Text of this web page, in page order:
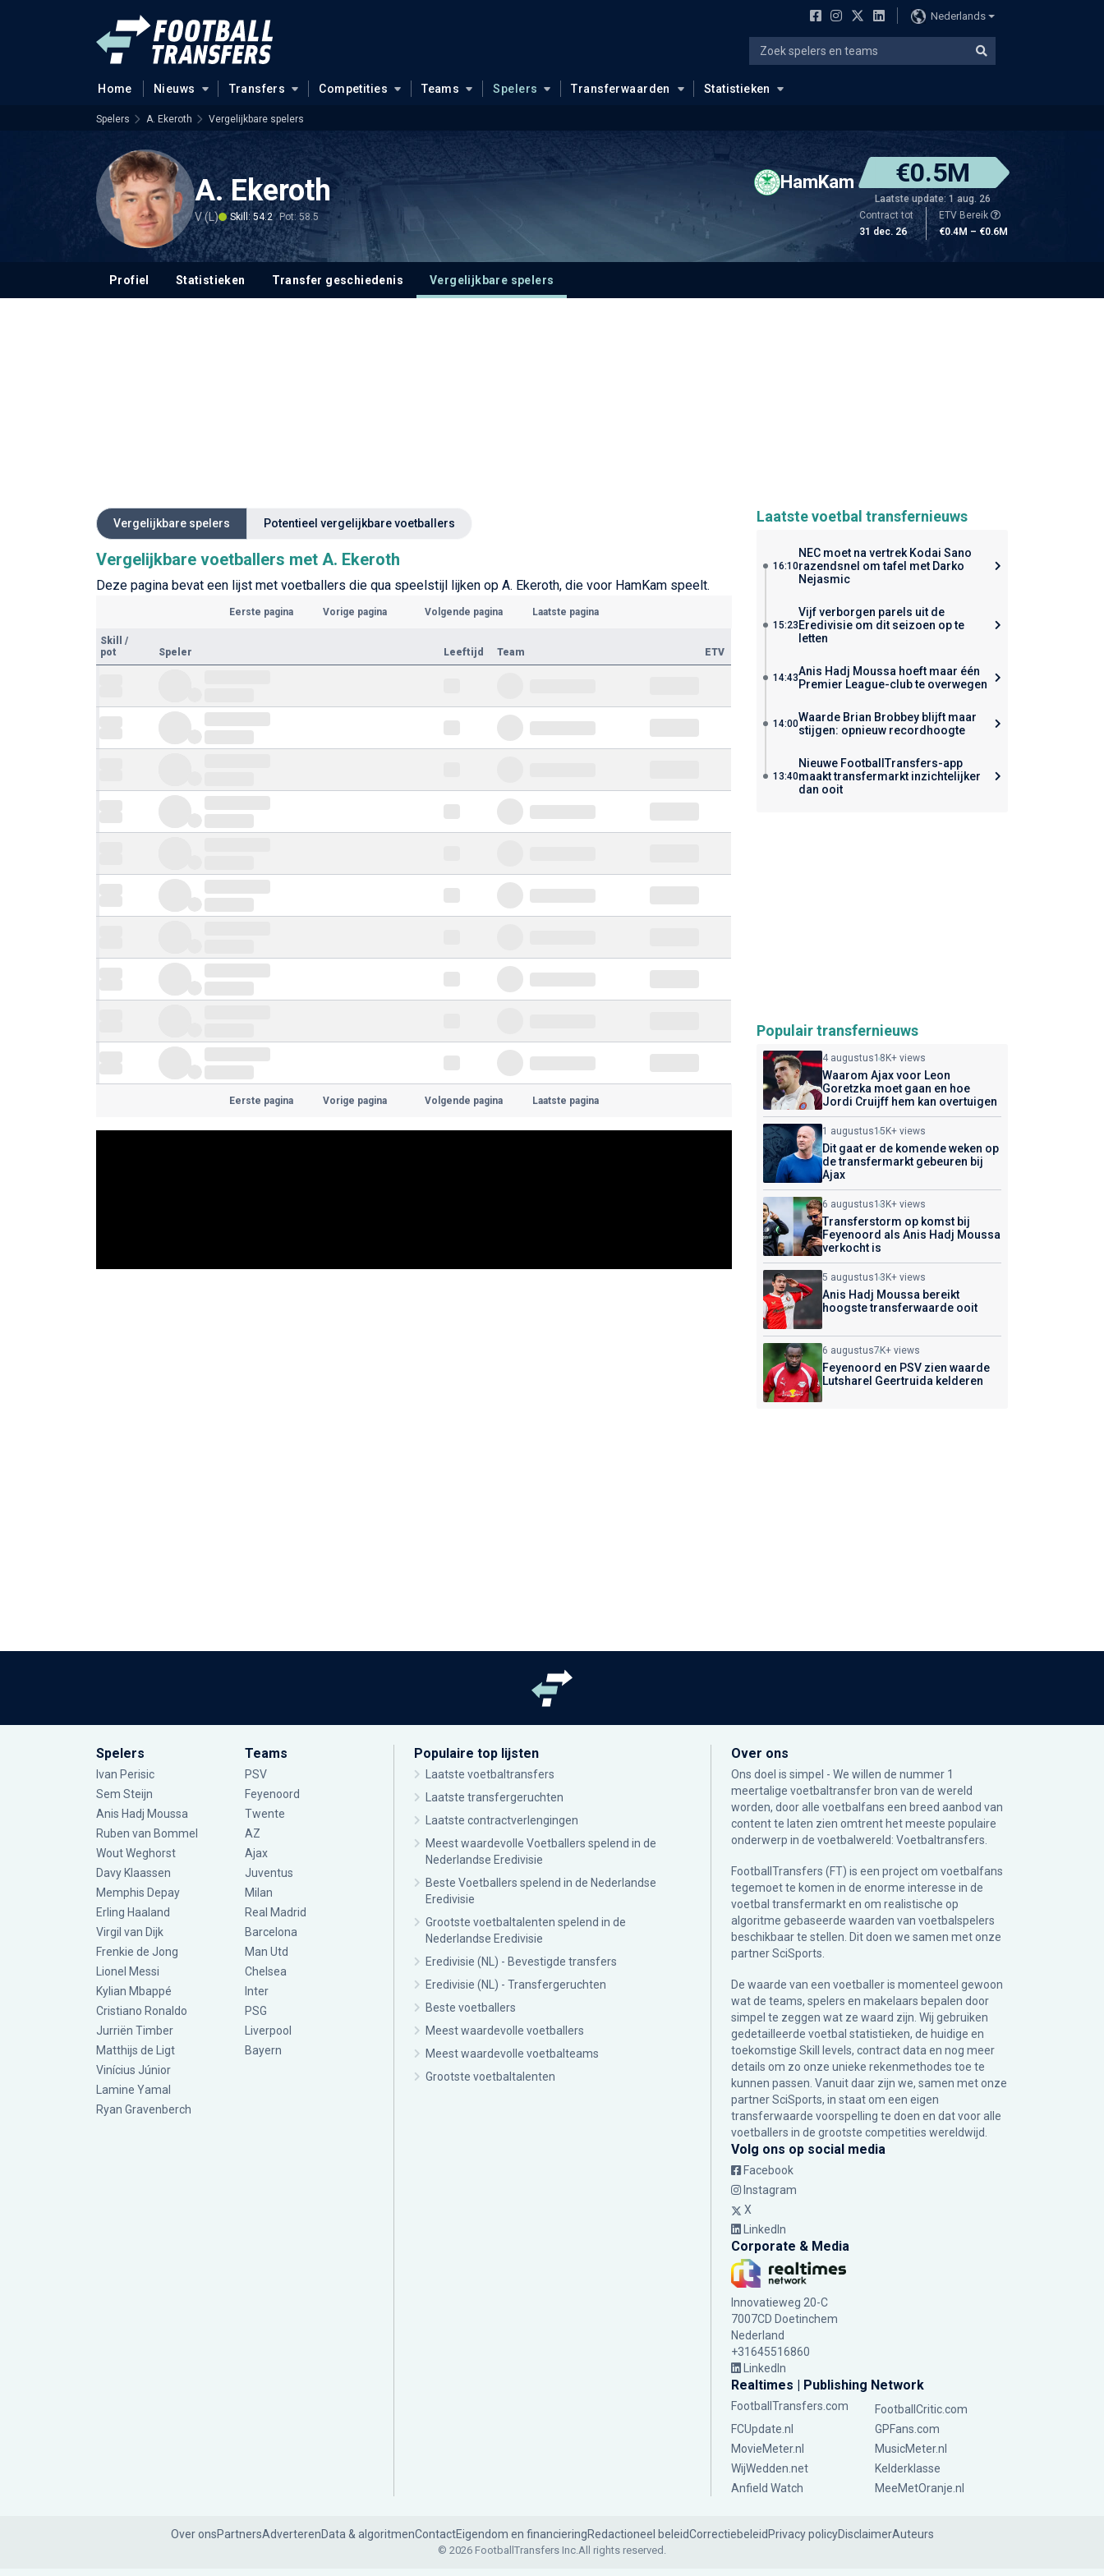
Nederlands
Home Nieuws Transfers Competities Teams Spelers Transferwaarden Statistieken
Spelers A. Ekeroth Vergelijkbare spelers
A. Ekeroth
V (L) Skill: 54.2 Pot: 58.5
HamKam €0.5M
Laatste update: 1 aug. 26
Contract tot
31 dec. 26
ETV Bereik
€0.4M – €0.6M
Profiel Statistieken Transfer geschiedenis Vergelijkbare spelers
Vergelijkbare spelers Potentieel vergelijkbare voetballers
Vergelijkbare voetballers met A. Ekeroth
Deze pagina bevat een lijst met voetballers die qua speelstijl lijken op A. Ekeroth, die voor HamKam speelt.
Eerste pagina Vorige pagina Volgende pagina Laatste pagina
Skill
/
pot
Speler Leeftijd Team ETV
Eerste pagina Vorige pagina Volgende pagina Laatste pagina
Laatste voetbal transfernieuws
16:10
NEC moet na vertrek Kodai Sano
razendsnel om tafel met Darko
Nejasmic
15:23
Vijf verborgen parels uit de
Eredivisie om dit seizoen op te
letten
14:43Anis Hadj Moussa hoeft maar één
Premier League-club te overwegen
14:00Waarde Brian Brobbey blijft maar
stijgen: opnieuw recordhoogte
13:40
Nieuwe FootballTransfers-app
maakt transfermarkt inzichtelijker
dan ooit
Populair transfernieuws
4 augustus18K+ views
Waarom Ajax voor Leon
Goretzka moet gaan en hoe
Jordi Cruijff hem kan overtuigen
1 augustus15K+ views
Dit gaat er de komende weken op
de transfermarkt gebeuren bij
Ajax
6 augustus13K+ views
Transferstorm op komst bij
Feyenoord als Anis Hadj Moussa
verkocht is
5 augustus13K+ views
Anis Hadj Moussa bereikt
hoogste transferwaarde ooit
6 augustus7K+ views
Feyenoord en PSV zien waarde
Lutsharel Geertruida kelderen
Spelers
Ivan Perisic
Sem Steijn
Anis Hadj Moussa
Ruben van Bommel
Wout Weghorst
Davy Klaassen
Memphis Depay
Erling Haaland
Virgil van Dijk
Frenkie de Jong
Lionel Messi
Kylian Mbappé
Cristiano Ronaldo
Jurriën Timber
Matthijs de Ligt
Vinícius Júnior
Lamine Yamal
Ryan Gravenberch
Teams
PSV
Feyenoord
Twente
AZ
Ajax
Juventus
Milan
Real Madrid
Barcelona
Man Utd
Chelsea
Inter
PSG
Liverpool
Bayern
Populaire top lijsten
Laatste voetbaltransfers
Laatste transfergeruchten
Laatste contractverlengingen
Meest waardevolle Voetballers spelend in de
Nederlandse Eredivisie
Beste Voetballers spelend in de Nederlandse
Eredivisie
Grootste voetbaltalenten spelend in de
Nederlandse Eredivisie
Eredivisie (NL) - Bevestigde transfers
Eredivisie (NL) - Transfergeruchten
Beste voetballers
Meest waardevolle voetballers
Meest waardevolle voetbalteams
Grootste voetbaltalenten
Over ons
Ons doel is simpel - We willen de nummer 1
meertalige voetbaltransfer bron van de wereld
worden, door alle voetbalfans een breed aanbod van
content te laten zien omtrent het meeste populaire
onderwerp in de voetbalwereld: Voetbaltransfers.
FootballTransfers (FT) is een project om voetbalfans
tegemoet te komen in de enorme interesse in de
voetbal transfermarkt en om realistische op
algoritme gebaseerde waarden van voetbalspelers
beschikbaar te stellen. Dit doen we samen met onze
partnerSciSports
De waarde van een voetballer is momenteel gewoon
wat de teams, spelers en makelaars bepalen door
simpel te zeggen wat ze waard zijn. Wij gebruiken
gedetailleerde voetbal statistieken, de huidige en
toekomstige Skill levels, contract data en nog meer
details om zo onze unieke rekenmethodes toe te
kunnen passen. Vanuit daar zijn we, samen met onze
partner SciSports, in staat om een eigen
transferwaarde voorspelling te doen en dat voor alle
voetballers in de grootste competities wereldwijd.
Volg ons op social media
Facebook
Instagram
X
LinkedIn
Corporate & Media
Innovatieweg 20-C
7007CD Doetinchem
Nederland
+31645516860
LinkedIn
Realtimes | Publishing Network
FootballTransfers.com
FootballCritic.com
FCUpdate.nl
GPFans.com
MovieMeter.nl
MusicMeter.nl
WijWedden.net
Kelderklasse
Anfield Watch
MeeMetOranje.nl
Over onsPartnersAdverterenData & algoritmenContactEigendom en financieringRedactioneel beleidCorrectiebeleid Privacy policyDisclaimerAuteurs
© 2026 FootballTransfers Inc.All rights reserved.